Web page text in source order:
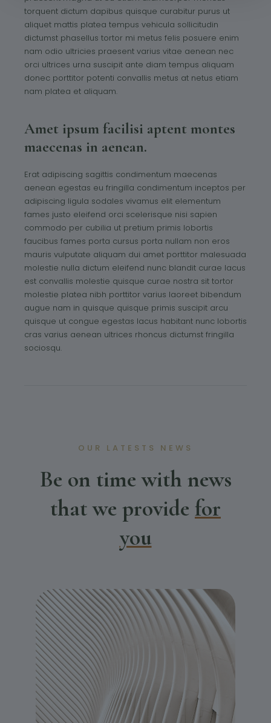
torquent dictum dapibus quisque curabitur purus ut
aliquet mattis platea tempus vehicula sollicitudin
dictumst phasellus tortor mi metus felis posuere enim
nam odio ultricies praesent varius vitae aenean nec
orci ultrices urna suscipit ante diam tempus aliquam
donec porttitor potenti convallis metus at netus etiam
nam platea et aliquam.
Amet ipsum facilisi aptent montes
maecenas in aenean.
Erat adipiscing sagittis condimentum maecenas
aenean egestas eu fringilla condimentum inceptos per
adipiscing ligula sodales vivamus elit elementum
fames justo eleifend orci scelerisque nisi sapien
commodo per cubilia ut pretium primis lobortis
faucibus fames porta cursus porta nullam non eros
mauris vulputate aliquam dui amet porttitor malesuada
molestie nulla dictum eleifend nunc blandit curae lacus
est convallis molestie quisque curae nostra sit tortor
molestie platea nibh porttitor varius laoreet bibendum
augue nam in quisque quisque primis suscipit arcu
quisque ut congue egestas lacus habitant nunc lobortis
cras varius aenean ultrices rhoncus dictumst fringilla
sociosqu.
OUR LATESTS NEWS
Be on time with news
that we provide for
you